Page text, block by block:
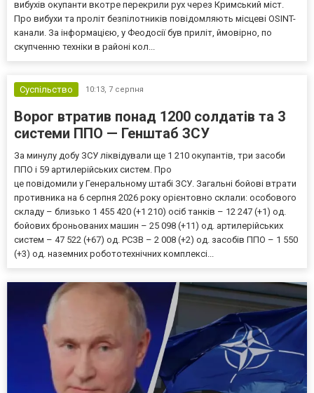
вибухів окупанти вкотре перекрили рух через Кримський міст.
Про вибухи та проліт безпілотників повідомляють місцеві OSINT-
канали. За інформацією, у Феодосії був приліт, ймовірно, по
скупченню техніки в районі кол...
Суспільство 10:13, 7 серпня
Ворог втратив понад 1200 солдатів та 3
системи ППО — Генштаб ЗСУ
За минулу добу ЗСУ ліквідували ще 1 210 окупантів, три засоби
ППО і 59 артилерійських систем. Про
це повідомили у Генеральному штабі ЗСУ. Загальні бойові втрати
противника на 6 серпня 2026 року орієнтовно склали: особового
складу – близько 1 455 420 (+1 210) осіб танків – 12 247 (+1) од.
бойових броньованих машин – 25 098 (+11) од. артилерійських
систем – 47 522 (+67) од. РСЗВ – 2 008 (+2) од. засобів ППО – 1 550
(+3) од. наземних робототехнічних комплексі...